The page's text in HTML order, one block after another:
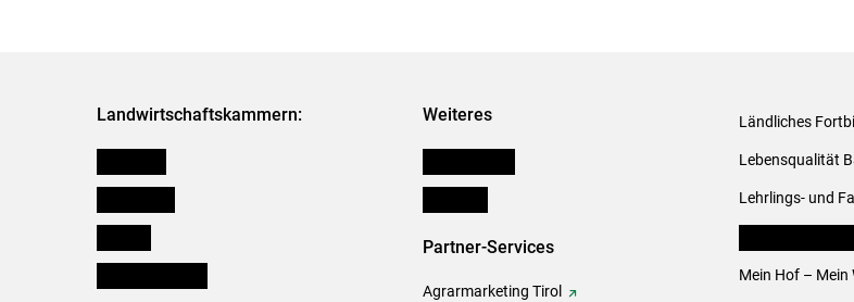
Landwirtschaftskammern: Weiteres
Partner-Services
Agrarmarketing Tirol
Ländliches
Lebensqualität
Lehrlings- und
Mein Hof – Mein